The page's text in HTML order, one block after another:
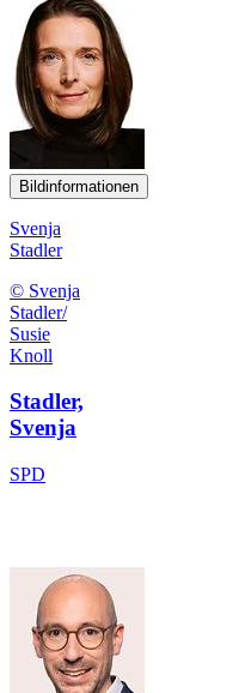
Bildinformationen
Svenja
Stadler
© Svenja
Stadler/
Susie
Knoll
Stadler,
Svenja
SPD